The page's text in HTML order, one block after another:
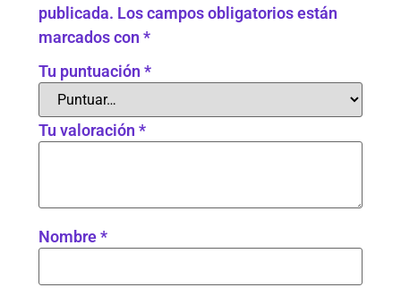
publicada. Los campos obligatorios están
marcados con*
Tu puntuación*
Tu valoración*
Nombre*